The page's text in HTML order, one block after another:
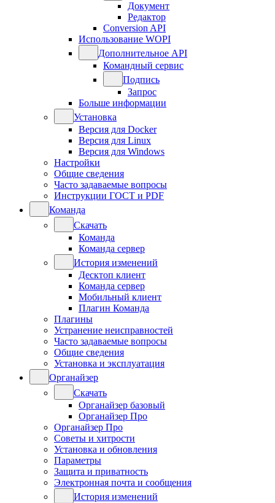
Документ
Редактор
Conversion API
Использование WOPI
Дополнительное API
Командный сервис
Подпись
Запрос
Больше информации
Установка
Версия для Docker
Версия для Linux
Версия для Windows
Настройки
Общие сведения
Часто задаваемые вопросы
Инструкции ГОСТ и PDF
Команда
Скачать
Команда
Команда сервер
История изменений
Десктоп клиент
Команда сервер
Мобильный клиент
Плагин Команда
Плагины
Устранение неисправностей
Часто задаваемые вопросы
Общие сведения
Установка и эксплуатация
Органайзер
Скачать
Органайзер базовый
Органайзер Про
Органайзер Про
Советы и хитрости
Установка и обновления
Параметры
Защита и приватность
Электронная почта и сообщения
История изменений